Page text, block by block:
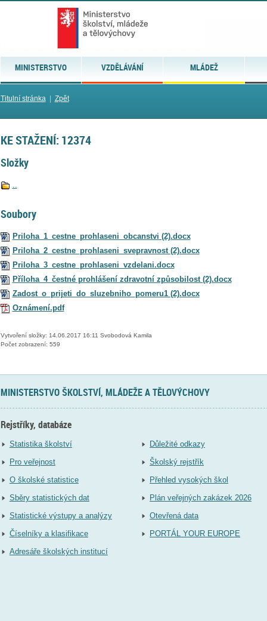
MINISTERSTVO VZDĚLÁVÁNÍ MLÁDEŽ
Titulní stránka| Zpět
KE STAŽENÍ: 12374
Složky
..
Soubory
Priloha_1_cestne_prohlaseni_obcanstvi (2).docx
Priloha_2_cestne_prohlaseni_svepravnost (2).docx
Priloha_3_cestne_prohlaseni_vzdelani.docx
Příloha_4_čestné prohlášení zdravotní způsobilost (2).docx
Zadost_o_prijeti_do_sluzebniho_pomeru1 (2).docx
Oznámení.pdf
Vytvoření složky: 14.06.2017 16:11 Svobodová Kamila
Počet zobrazení: 559
MINISTERSTVO ŠKOLSTVÍ, MLÁDEŽE A TĚLOVÝCHOVY
Rejstříky, databáze
Statistika školství
Pro veřejnost
O školské statistice
Sběry statistických dat
Statistické výstupy a analýzy
Číselníky a klasifikace
Adresáře školských institucí
Důležité odkazy
Školský rejstřík
Přehled vysokých škol
Plán veřejných zakázek 2026
Otevřená data
PORTÁL YOUR EUROPE